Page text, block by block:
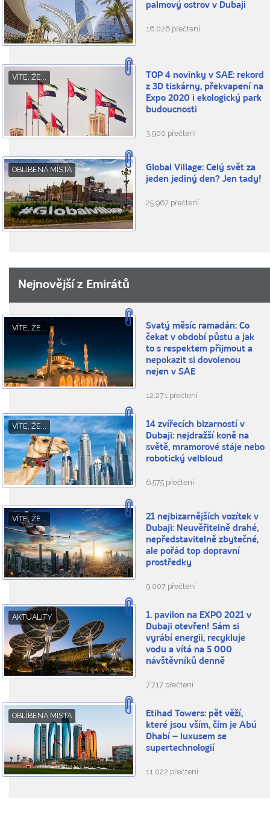
palmový ostrov v Dubaji
16.026 přečtení
VÍTE, ŽE...
TOP 4 novinky v SAE: rekord
z 3D tiskárny, překvapení na
Expo 2020 i ekologický park
budoucnosti
3.900 přečtení
OBLÍBENÁ MÍSTA
Global Village: Celý svět za
jeden jediný den? Jen tady!
25.967 přečtení
Nejnovější z Emirátů
VÍTE, ŽE...
Svatý měsíc ramadán: Co
čekat v období půstu a jak
to s respektem přijmout a
nepokazit si dovolenou
nejen v SAE
12.271 přečtení
VÍTE, ŽE...
14 zvířecích bizarností v
Dubaji: nejdražší koně na
světě, mramorové stáje nebo
robotický velbloud
6.575 přečtení
VÍTE, ŽE...
21 nejbizarnějších vozítek v
Dubaji: Neuvěřitelně drahé,
nepředstavitelně zbytečné,
ale pořád top dopravní
prostředky
9.007 přečtení
AKTUALITY
1. pavilon na EXPO 2021 v
Dubaji otevřen! Sám si
vyrábí energii, recykluje
vodu a vítá na 5 000
návštěvníků denně
7.717 přečtení
OBLÍBENÁ MÍSTA
Etihad Towers: pět věží,
které jsou vším, čím je Abú
Dhabí – luxusem se
supertechnologií
11.022 přečtení